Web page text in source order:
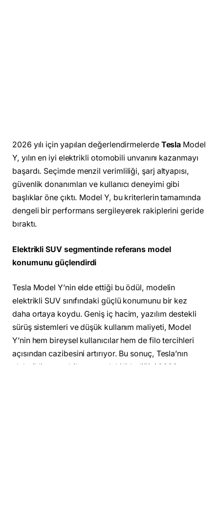
2026 yılı için yapılan değerlendirmelerde Tesla Model
Y, yılın en iyi elektrikli otomobili unvanını kazanmayı
başardı. Seçimde menzil verimliliği, şarj altyapısı,
güvenlik donanımları ve kullanıcı deneyimi gibi
başlıklar öne çıktı. Model Y, bu kriterlerin tamamında
dengeli bir performans sergileyerek rakiplerini geride
bıraktı.
Elektrikli SUV segmentinde referans model
konumunu güçlendirdi
Tesla Model Y’nin elde ettiği bu ödül, modelin
elektrikli SUV sınıfındaki güçlü konumunu bir kez
daha ortaya koydu. Geniş iç hacim, yazılım destekli
sürüş sistemleri ve düşük kullanım maliyeti, Model
Y’nin hem bireysel kullanıcılar hem de filo tercihleri
açısından cazibesini artırıyor. Bu sonuç, Tesla’nın
elektrikli otomobil pazarındaki liderliğini 2026